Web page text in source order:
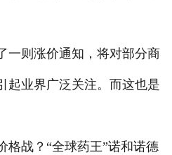
则涨价通知，将对部分商
起业界广泛关注。而这也是
战？“全球药王”诺和诺德